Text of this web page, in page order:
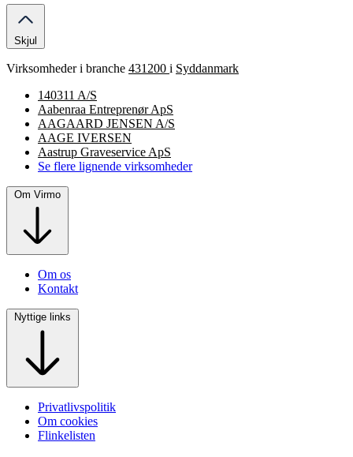
Skjul
Virksomheder i branche 431200 i Syddanmark
140311 A/S
Aabenraa Entreprenør ApS
AAGAARD JENSEN A/S
AAGE IVERSEN
Aastrup Graveservice ApS
Se flere lignende virksomheder
Om Virmo
Om os
Kontakt
Nyttige links
Privatlivspolitik
Om cookies
Flinkelisten